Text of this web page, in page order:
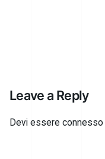
Leave a Reply
Devi essere connesso